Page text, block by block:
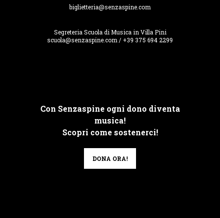
biglietteria@senzaspine.com
Segreteria Scuola di Musica in Villa Pini
scuola@senzaspine.com / +39 375 694 2299
Con Senzaspine ogni dono diventa
musica!
Scopri come sostenerci!
DONA ORA!